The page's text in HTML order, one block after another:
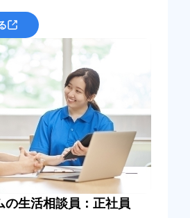
の生活相談員：正社員